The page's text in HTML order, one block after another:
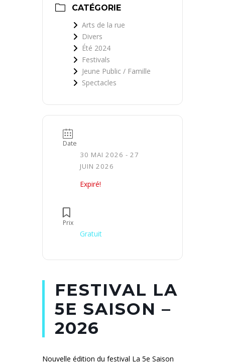
CATÉGORIE
Arts de la rue
Divers
Été 2024
Festivals
Jeune Public / Famille
Spectacles
Date
30 MAI 2026 - 27
JUIN 2026
Expiré!
Prix
Gratuit
FESTIVAL LA
5E SAISON –
2026
Nouvelle édition du festival La 5e Saison